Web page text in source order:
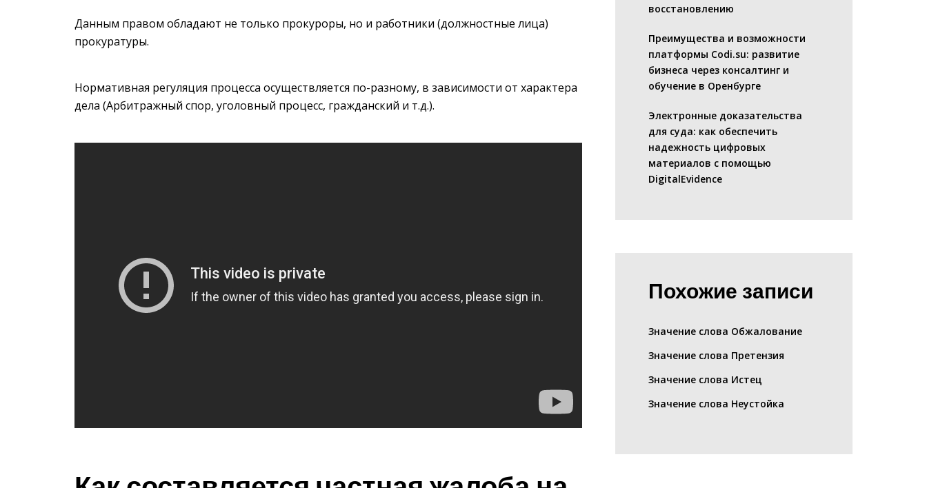
Данным правом обладают не только прокуроры, но и работники (должностные лица)
прокуратуры.
Нормативная регуляция процесса осуществляется по-разному, в зависимости от характера
дела (Арбитражный спор, уголовный процесс, гражданский и т.д.).
восстановлению
Преимущества и возможности
платформы Codi.su: развитие
бизнеса через консалтинг и
обучение в Оренбурге
Электронные доказательства
для суда: как обеспечить
надежность цифровых
материалов с помощью
DigitalEvidence
Похожие записи
Значение слова Обжалование
Значение слова Претензия
Значение слова Истец
Значение слова Неустойка